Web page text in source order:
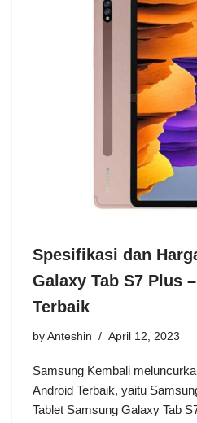
Spesifikasi dan
Galaxy Tab S7 Plus
Terbaik
by Anteshin April 12, 2023
Samsung Kembali
Android Terbaik, yaitu
Tablet Samsung Galaxy Tab